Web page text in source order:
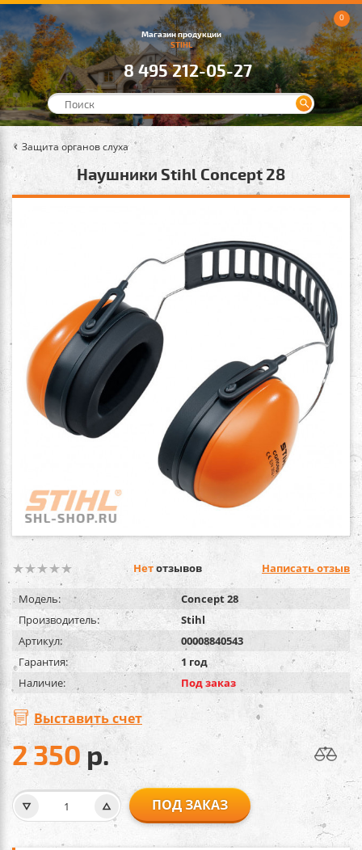
Магазин продукции
STIHL
8 495 212-05-27
0
Защита органов слуха
Наушники Stihl Concept 28
Нетотзывов Написать отзыв
Модель:
Concept 28
Производитель:
Stihl
Артикул:
00008840543
Гарантия:
1 год
Наличие:
Под заказ
Выставить счет
2 350 р.
ПОД ЗАКАЗ